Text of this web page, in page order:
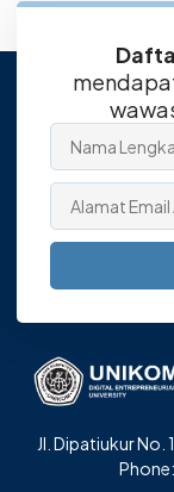
Jl. Dipatiukur No.